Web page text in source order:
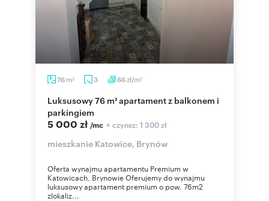
76 m2 3 66zł/m2
Luksusowy 76 m² apartament z balkonem i
parkingiem
5 000 zł /mc + czynsz: 1 300 zł
mieszkanie Katowice, Brynów
Oferta wynajmu apartamentu Premium w
Katowicach, Brynowie Oferujemy do wynajmu
luksusowy apartament premium o pow. 76m2
zlokaliz...